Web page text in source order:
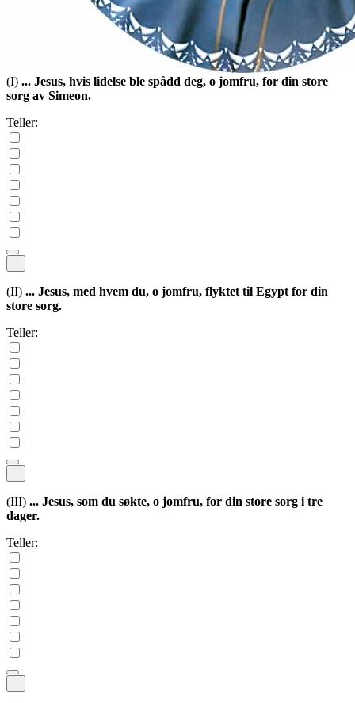
... Jesus, som tenns kjærligheten i oss.
Innslag til de syv mysteriene
(I) ... Jesus, hvis lidelse ble spådd deg, o jomfru, for din store
sorg av Simeon.
Teller:
(II) ... Jesus, med hvem du, o jomfru, flyktet til Egypt for din
store sorg.
Teller:
(III) ... Jesus, som du søkte, o jomfru, for din store sorg i tre
dager.
Teller: